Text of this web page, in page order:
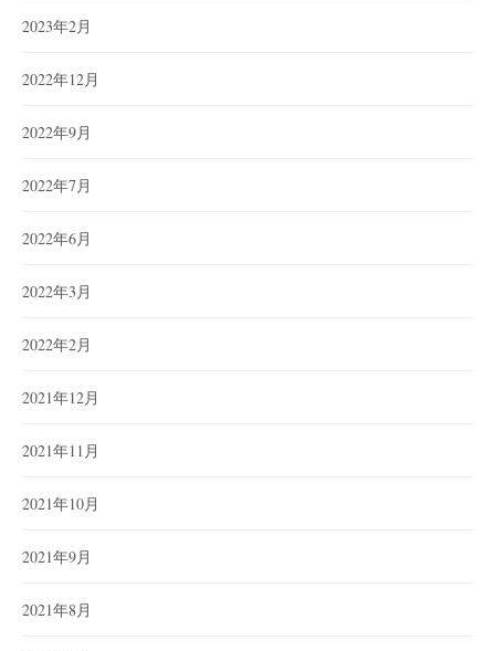
2023年2月
2022年12月
2022年9月
2022年7月
2022年6月
2022年3月
2022年2月
2021年12月
2021年11月
2021年10月
2021年9月
2021年8月